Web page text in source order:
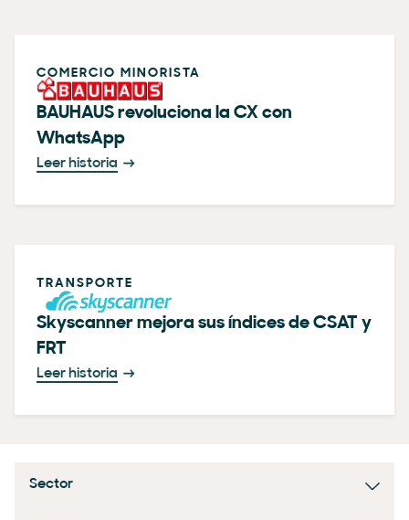
COMERCIO MINORISTA
BAUHAUS revoluciona la CX con
WhatsApp
Leer historia
TRANSPORTE
Skyscanner mejora sus índices de CSAT y
FRT
Leer historia
Sector